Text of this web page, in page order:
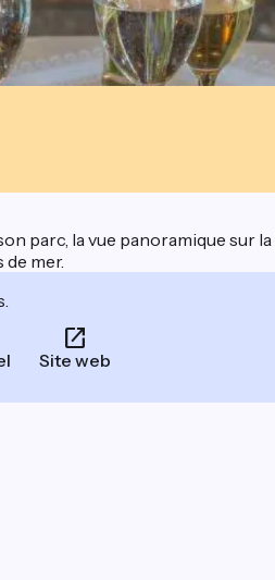
parc, la vue panoramique sur
mer.
Site web